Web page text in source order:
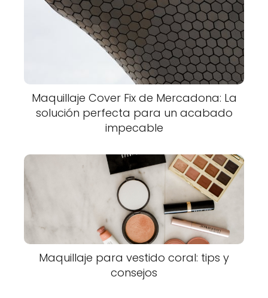
Maquillaje Cover Fix de Mercadona: La
solución perfecta para un acabado
impecable
Maquillaje para vestido coral: tips y
consejos